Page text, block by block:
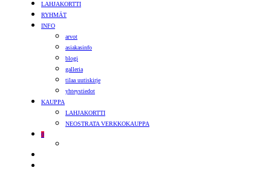
LAHJAKORTTI
RYHMÄT
INFO
arvot
asiakasinfo
blogi
galleria
tilaa uutiskirje
yhteystiedot
KAUPPA
LAHJAKORTTI
NEOSTRATA VERKKOKAUPPA
0